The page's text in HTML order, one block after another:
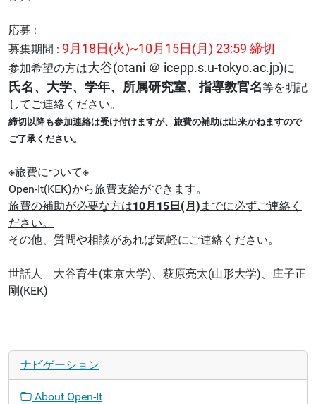
応募 :
募集期間 : 9月18日(火)~10月15日(月) 23:59 締切
参加希望の方は大谷(otani ＠ icepp.s.u-tokyo.ac.jp)に
氏名、大学、学年、所属研究室、指導教官名等を明記
してご連絡ください。
締切以降も参加連絡は受け付けますが、旅費の補助は出来かねますので
ご了承ください。
※旅費について※
Open-It(KEK)から旅費支給ができます。
旅費の補助が必要な方は10月15日(月) までに必ずご連絡く
ださい。
その他、質問や相談があれば気軽にご連絡ください。
世話人 大谷育生(東京大学)、萩原亮太(山形大学)、庄子正
剛(KEK)
ナビゲーション
About Open-It